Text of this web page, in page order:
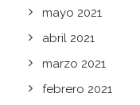
mayo 2021
abril 2021
marzo 2021
febrero 2021